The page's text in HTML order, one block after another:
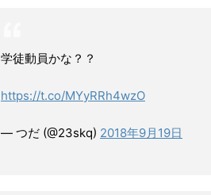
学徒動員かな？？
https://t.co/MYyRRh4wzO
— つだ (@23skq) 2018年9月19日